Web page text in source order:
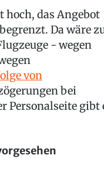
hoch, das Angebot
Da wäre
- wegen
von
bei
Personalseite gibt